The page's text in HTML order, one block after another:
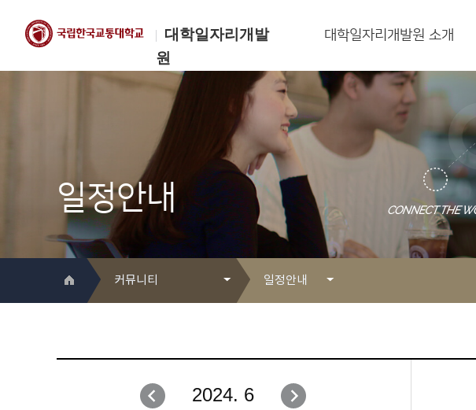
대학일자리개발
원
한국교통대학교
대학일자리개발원
대학일자리개발원 소개
일정안내
커뮤니티
취업성공지원과
창업지원·교육센터
일정안내
자유게시판
일정안내
2024. 6